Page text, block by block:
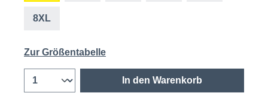
8XL
Zur Größentabelle
In den Warenkorb